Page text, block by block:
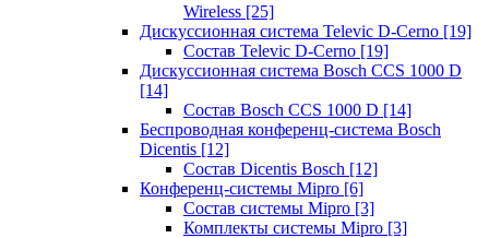
Wireless [25]
Дискуссионная система Televic D-Cerno [19]
Состав Televic D-Cerno [19]
Дискуссионная система Bosch CCS 1000 D
[14]
Состав Bosch CCS 1000 D [14]
Беспроводная конференц-система Bosch
Dicentis [12]
Состав Dicentis Bosch [12]
Конференц-системы Mipro [6]
Состав системы Mipro [3]
Комплекты системы Mipro [3]